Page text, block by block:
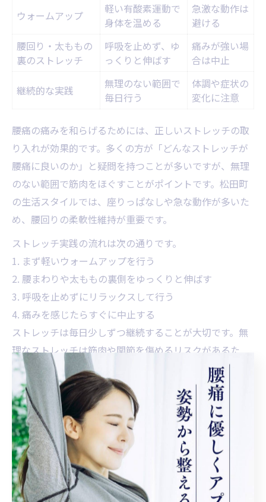
ウォームアップ
軽い有酸素運動で
身体を温める
急激な動作は
避ける
腰回り・太ももの
裏のストレッチ
呼吸を止めず、ゆ
っくりと伸ばす
痛みが強い場
合は中止
継続的な実践
無理のない範囲で
毎日行う
体調や症状の
変化に注意
腰痛の痛みを和らげるためには、正しいストレッチの取
り入れが効果的です。多くの方が「どんなストレッチが
腰痛に良いのか」と疑問を持つことが多いですが、無理
のない範囲で筋肉をほぐすことがポイントです。松田町
の生活スタイルでは、座りっぱなしや急な動作が多いた
め、腰回りの柔軟性維持が重要です。
ストレッチ実践の流れは次の通りです。
1. まず軽いウォームアップを行う
2. 腰まわりや太ももの裏側をゆっくりと伸ばす
3. 呼吸を止めずにリラックスして行う
4. 痛みを感じたらすぐに中止する
ストレッチは毎日少しずつ継続することが大切です。無
理なストレッチは筋肉や関節を傷めるリスクがあるた
め、痛みが強い場合や症状が変化した場合は、必ず整体
院などの専門家に確認しましょう。多くの利用者からは
「ストレッチで痛みが和らいだ」との声も多く寄せられ
ています。
腰痛対策をサポートする運動習慣
運動種類 具体的な方法
期待される効果